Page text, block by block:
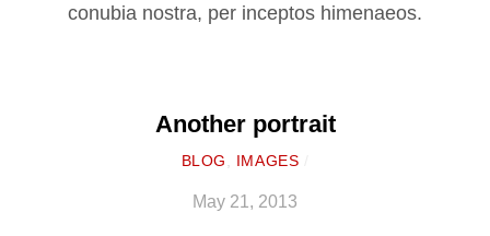
conubia nostra, per inceptos himenaeos.
Another portrait
BLOG, IMAGES
May 21, 2013